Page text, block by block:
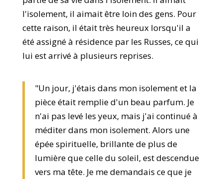
l'isolement, il aimait être loin des gens. Pour
cette raison, il était très heureux lorsqu'il a
été assigné à résidence par les Russes, ce qui
lui est arrivé à plusieurs reprises.
"Un jour, j'étais dans mon isolement et la
pièce était remplie d'un beau parfum. Je
n'ai pas levé les yeux, mais j'ai continué à
méditer dans mon isolement. Alors une
épée spirituelle, brillante de plus de
lumière que celle du soleil, est descendue
vers ma tête. Je me demandais ce que je